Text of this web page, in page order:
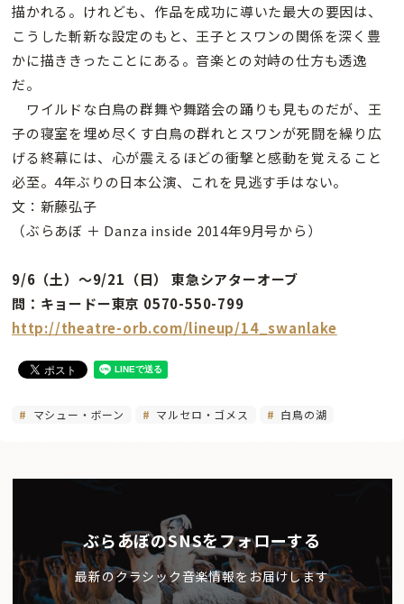
描かれる。けれども、作品を成功に導いた最大の要因は、
こうした斬新な設定のもと、王子とスワンの関係を深く豊
かに描ききったことにある。音楽との対峙の仕方も透逸
だ。
ワイルドな白鳥の群舞や舞踏会の踊りも見ものだが、王
子の寝室を埋め尽くす白鳥の群れとスワンが死闘を繰り広
げる終幕には、心が震えるほどの衝撃と感動を覚えること
必至。4年ぶりの日本公演、これを見逃す手はない。
文：新藤弘子
（ぶらあぼ ＋ Danza inside 2014年9月号から）
9/6（土）〜9/21（日） 東急シアターオーブ
問：キョードー東京 0570-550-799
http://theatre-orb.com/lineup/14_swanlake
マシュー・ボーン マルセロ・ゴメス 白鳥の湖
ぶらあぼのSNSをフォローする
最新のクラシック音楽情報をお届けします